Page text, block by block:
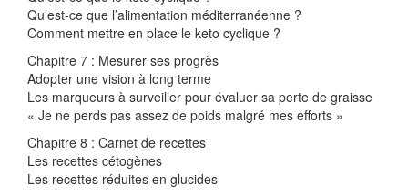
Qu’est-ce que l’alimentation méditerranéenne ?
Comment mettre en place le keto cyclique ?
Chapitre 7 : Mesurer ses progrès
Adopter une vision à long terme
Les marqueurs à surveiller pour évaluer sa perte de graisse
« Je ne perds pas assez de poids malgré mes efforts »
Chapitre 8 : Carnet de recettes
Les recettes cétogènes
Les recettes réduites en glucides